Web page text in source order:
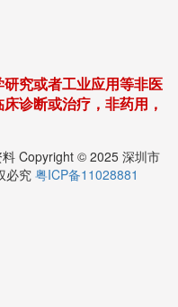
究或者工业应用等非医
诊断或治疗，非药用，
Copyright © 2025 深圳市
必究粤ICP备11028881